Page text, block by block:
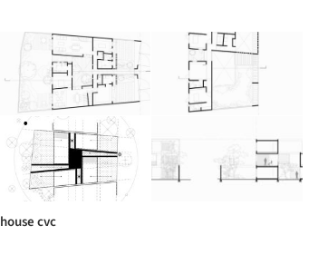
house cvc